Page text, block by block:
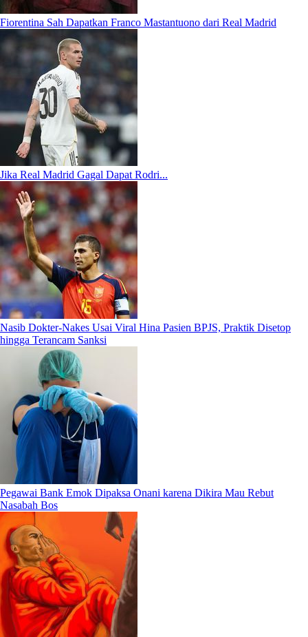
Fiorentina Sah Dapatkan Franco Mastantuono dari Real Madrid
Jika Real Madrid Gagal Dapat Rodri...
Nasib Dokter-Nakes Usai Viral Hina Pasien BPJS, Praktik Disetop
hingga Terancam Sanksi
Pegawai Bank Emok Dipaksa Onani karena Dikira Mau Rebut
Nasabah Bos